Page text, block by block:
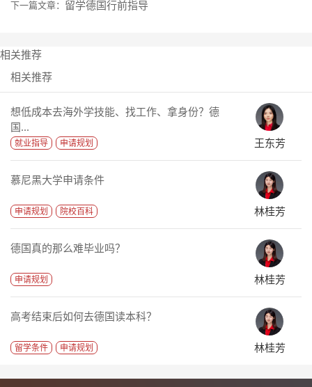
下一篇文章： 留学德国行前指导
相关推荐
相关推荐
想低成本去海外学技能、找工作、拿身份？德
国...
就业指导 申请规划 王东芳
慕尼黑大学申请条件
申请规划 院校百科 林桂芳
德国真的那么难毕业吗？
申请规划 林桂芳
高考结束后如何去德国读本科？
留学条件 申请规划 林桂芳